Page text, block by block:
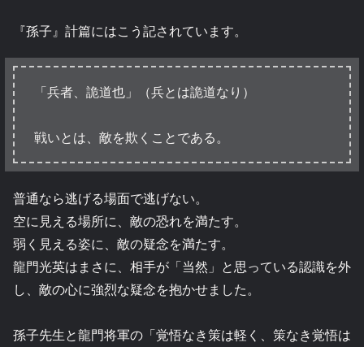
『孫子』計篇にはこう記されています。
「兵者、詭道也」（兵とは詭道なり）
戦いとは、敵を欺くことである。
普通なら逃げる場面で逃げない。
空に見える場所に、敵の恐れを満たす。
弱く見える姿に、敵の疑念を満たす。
龍門光英はまさに、相手が「当然」と思っている認識を外
し、敵の心に強烈な疑念を抱かせました。
孫子先生と龍門将軍の「覚悟なき策は軽く、策なき覚悟は